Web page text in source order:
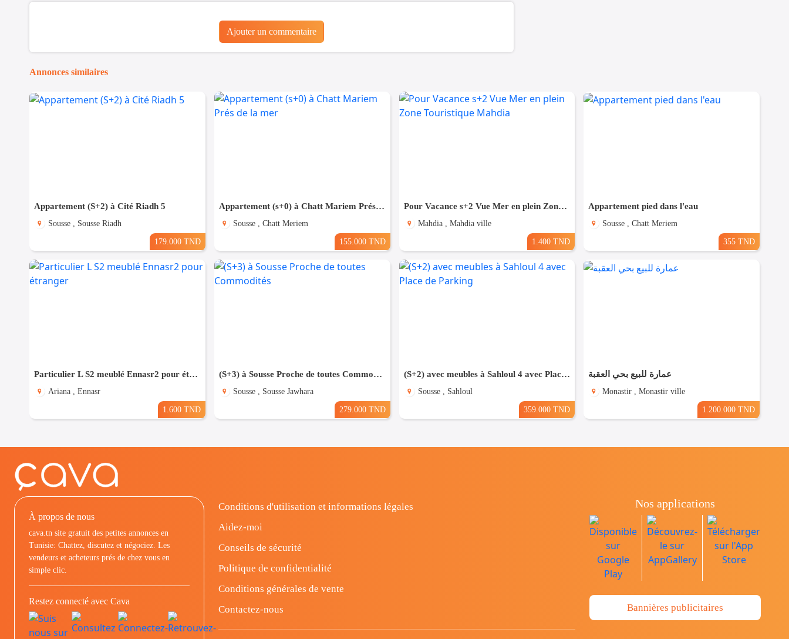
Ajouter un commentaire
Annonces similaires
Appartement (S+2) à Cité Riadh 5
Sousse , Sousse Riadh
179.000 TND
Appartement (s+0) à Chatt Mariem Prés de la mer
Sousse , Chatt Meriem
155.000 TND
Pour Vacance s+2 Vue Mer en plein Zone Touristique Mahdia
Mahdia , Mahdia ville
1.400 TND
Appartement pied dans l'eau
Sousse , Chatt Meriem
355 TND
Particulier L S2 meublé Ennasr2 pour étranger
Ariana , Ennasr
1.600 TND
(S+3) à Sousse Proche de toutes Commodités
Sousse , Sousse Jawhara
279.000 TND
(S+2) avec meubles à Sahloul 4 avec Place de Parking
Sousse , Sahloul
359.000 TND
عمارة للبيع بحي العقبة
Monastir , Monastir ville
1.200.000 TND
À propos de nous
cava.tn site gratuit des petites annonces en
Tunisie: Chattez, discutez et négociez. Les
vendeurs et acheteurs prés de chez vous en
simple clic.
Restez connecté avec Cava
Conditions d'utilisation et informations légales
Aidez-moi
Conseils de sécurité
Politique de confidentialité
Conditions générales de vente
Contactez-nous
Nos applications
Bannières publicitaires